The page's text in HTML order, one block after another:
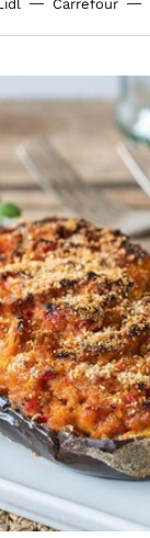
Carrefour